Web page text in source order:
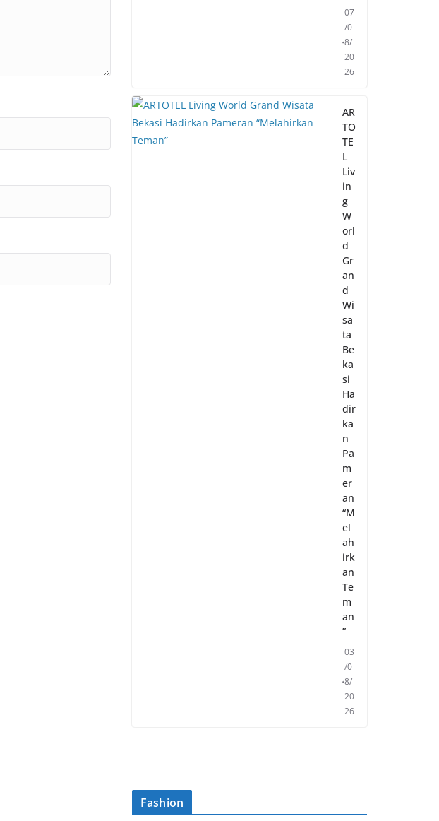
07
/0
8/
20
26
AR
TO
TE
L
Liv
in
g
W
orl
d
Gr
an
d
Wi
sa
ta
Be
ka
si
Ha
dir
ka
n
Pa
m
er
an
“M
el
ah
irk
an
Te
m
an
”
03
/0
8/
20
26
Fashion